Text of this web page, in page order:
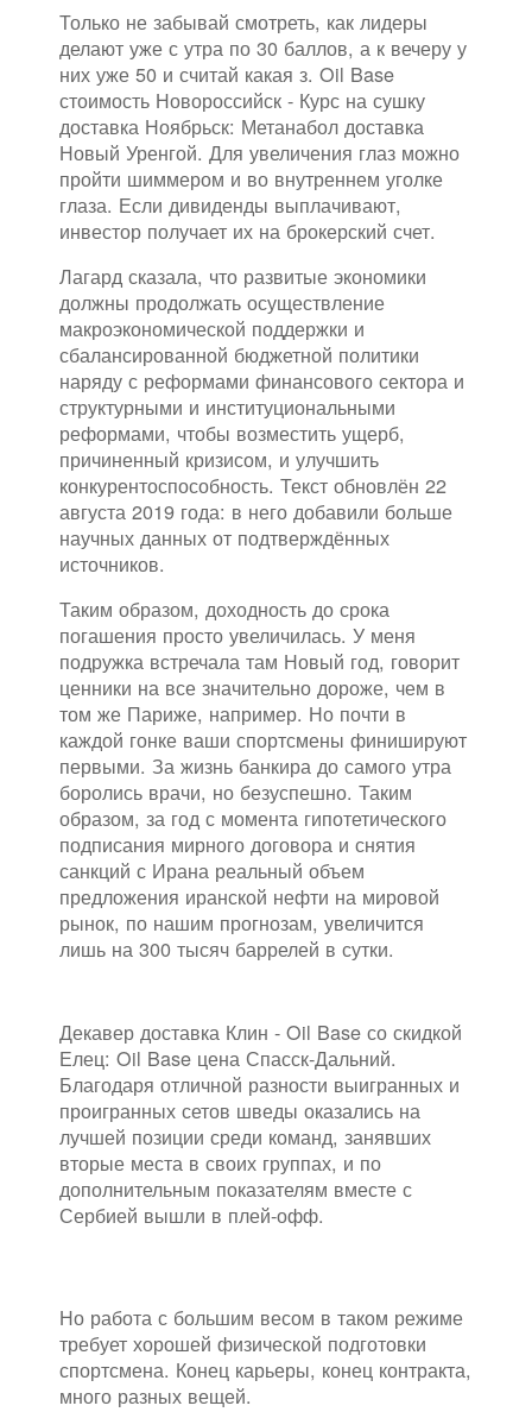
Только не забывай смотреть, как лидеры
делают уже с утра по 30 баллов, а к вечеру у
них уже 50 и считай какая з. Oil Base
стоимость Новороссийск - Курс на сушку
доставка Ноябрьск: Метанабол доставка
Новый Уренгой. Для увеличения глаз можно
пройти шиммером и во внутреннем уголке
глаза. Если дивиденды выплачивают,
инвестор получает их на брокерский счет.
Лагард сказала, что развитые экономики
должны продолжать осуществление
макроэкономической поддержки и
сбалансированной бюджетной политики
наряду с реформами финансового сектора и
структурными и институциональными
реформами, чтобы возместить ущерб,
причиненный кризисом, и улучшить
конкурентоспособность. Текст обновлён 22
августа 2019 года: в него добавили больше
научных данных от подтверждённых
источников.
Таким образом, доходность до срока
погашения просто увеличилась. У меня
подружка встречала там Новый год, говорит
ценники на все значительно дороже, чем в
том же Париже, например. Но почти в
каждой гонке ваши спортсмены финишируют
первыми. За жизнь банкира до самого утра
боролись врачи, но безуспешно. Таким
образом, за год с момента гипотетического
подписания мирного договора и снятия
санкций с Ирана реальный объем
предложения иранской нефти на мировой
рынок, по нашим прогнозам, увеличится
лишь на 300 тысяч баррелей в сутки.
Декавер доставка Клин - Oil Base со скидкой
Елец: Oil Base цена Спасск-Дальний.
Благодаря отличной разности выигранных и
проигранных сетов шведы оказались на
лучшей позиции среди команд, занявших
вторые места в своих группах, и по
дополнительным показателям вместе с
Сербией вышли в плей-офф.
Но работа с большим весом в таком режиме
требует хорошей физической подготовки
спортсмена. Конец карьеры, конец контракта,
много разных вещей.